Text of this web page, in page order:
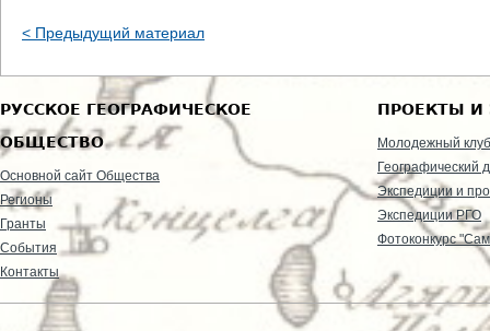
< Предыдущий материал
РУССКОЕ ГЕОГРАФИЧЕСКОЕ
ОБЩЕСТВО
Основной сайт Общества
Регионы
Гранты
События
Контакты
ПРОЕКТЫ И
Молодежный клуб
Географический
Экспедиции и
Экспедиции РГО
Фотоконкурс